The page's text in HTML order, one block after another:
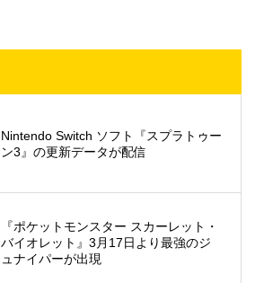
Nintendo Switch ソフト『スプラトゥー
ン3』の更新データが配信
『ポケットモンスター スカーレット・
バイオレット』3月17日より最強のジ
ュナイパーが出現